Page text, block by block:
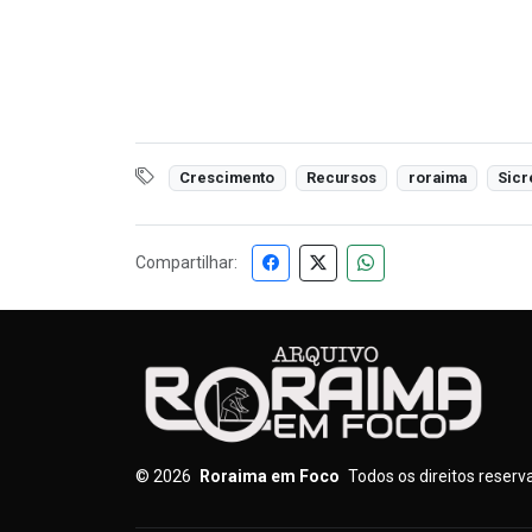
Crescimento Recursos roraima
Compartilhar:
© 2026 Roraima em Foco Todos os direitos